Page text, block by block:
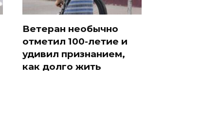
Ветеран необычно
отметил 100-летие и
удивил признанием,
как долго жить